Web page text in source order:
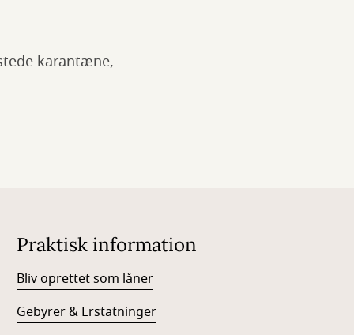
karantæne,
Praktisk information
Bliv oprettet som låner
Gebyrer & Erstatninger